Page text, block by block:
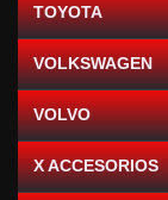
TOYOTA
VOLKSWAGEN
VOLVO
X ACCESORIOS